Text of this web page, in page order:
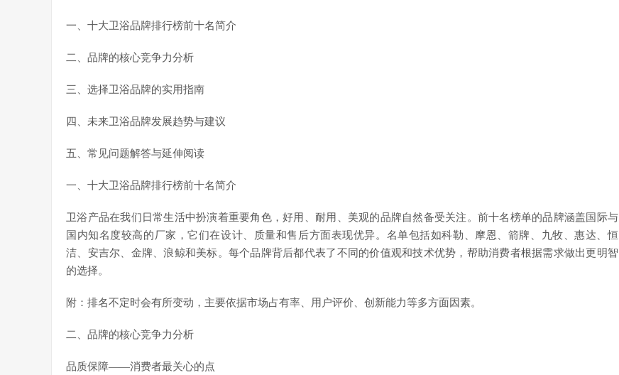
一、十大卫浴品牌排行榜前十名简介
二、品牌的核心竞争力分析
三、选择卫浴品牌的实用指南
四、未来卫浴品牌发展趋势与建议
五、常见问题解答与延伸阅读
一、十大卫浴品牌排行榜前十名简介
卫浴产品在我们日常生活中扮演着重要角色，好用、耐用、美观的品牌自然备受关注。前十名榜单的品牌涵盖国际与
国内知名度较高的厂家，它们在设计、质量和售后方面表现优异。名单包括如科勒、摩恩、箭牌、九牧、惠达、恒
洁、安吉尔、金牌、浪鲸和美标。每个品牌背后都代表了不同的价值观和技术优势，帮助消费者根据需求做出更明智
的选择。
附：排名不定时会有所变动，主要依据市场占有率、用户评价、创新能力等多方面因素。
二、品牌的核心竞争力分析
品质保障——消费者最关心的点